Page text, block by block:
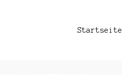
Startseite